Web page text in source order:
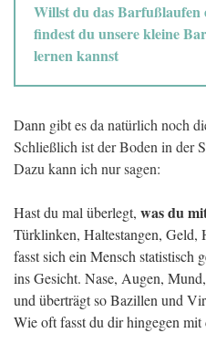
Willst du das
findest du unsere kleine
lernen kannst
Dann gibt es da natürlich noch
Schließlich ist der Boden in der
Dazu kann ich nur sagen:
Hast du mal überlegt, was du
Türklinken, Haltestangen, Geld,
fasst sich ein Mensch statistisch
ins Gesicht. Nase, Augen,
und überträgt so Bazillen und
Wie oft fasst du dir hingegen